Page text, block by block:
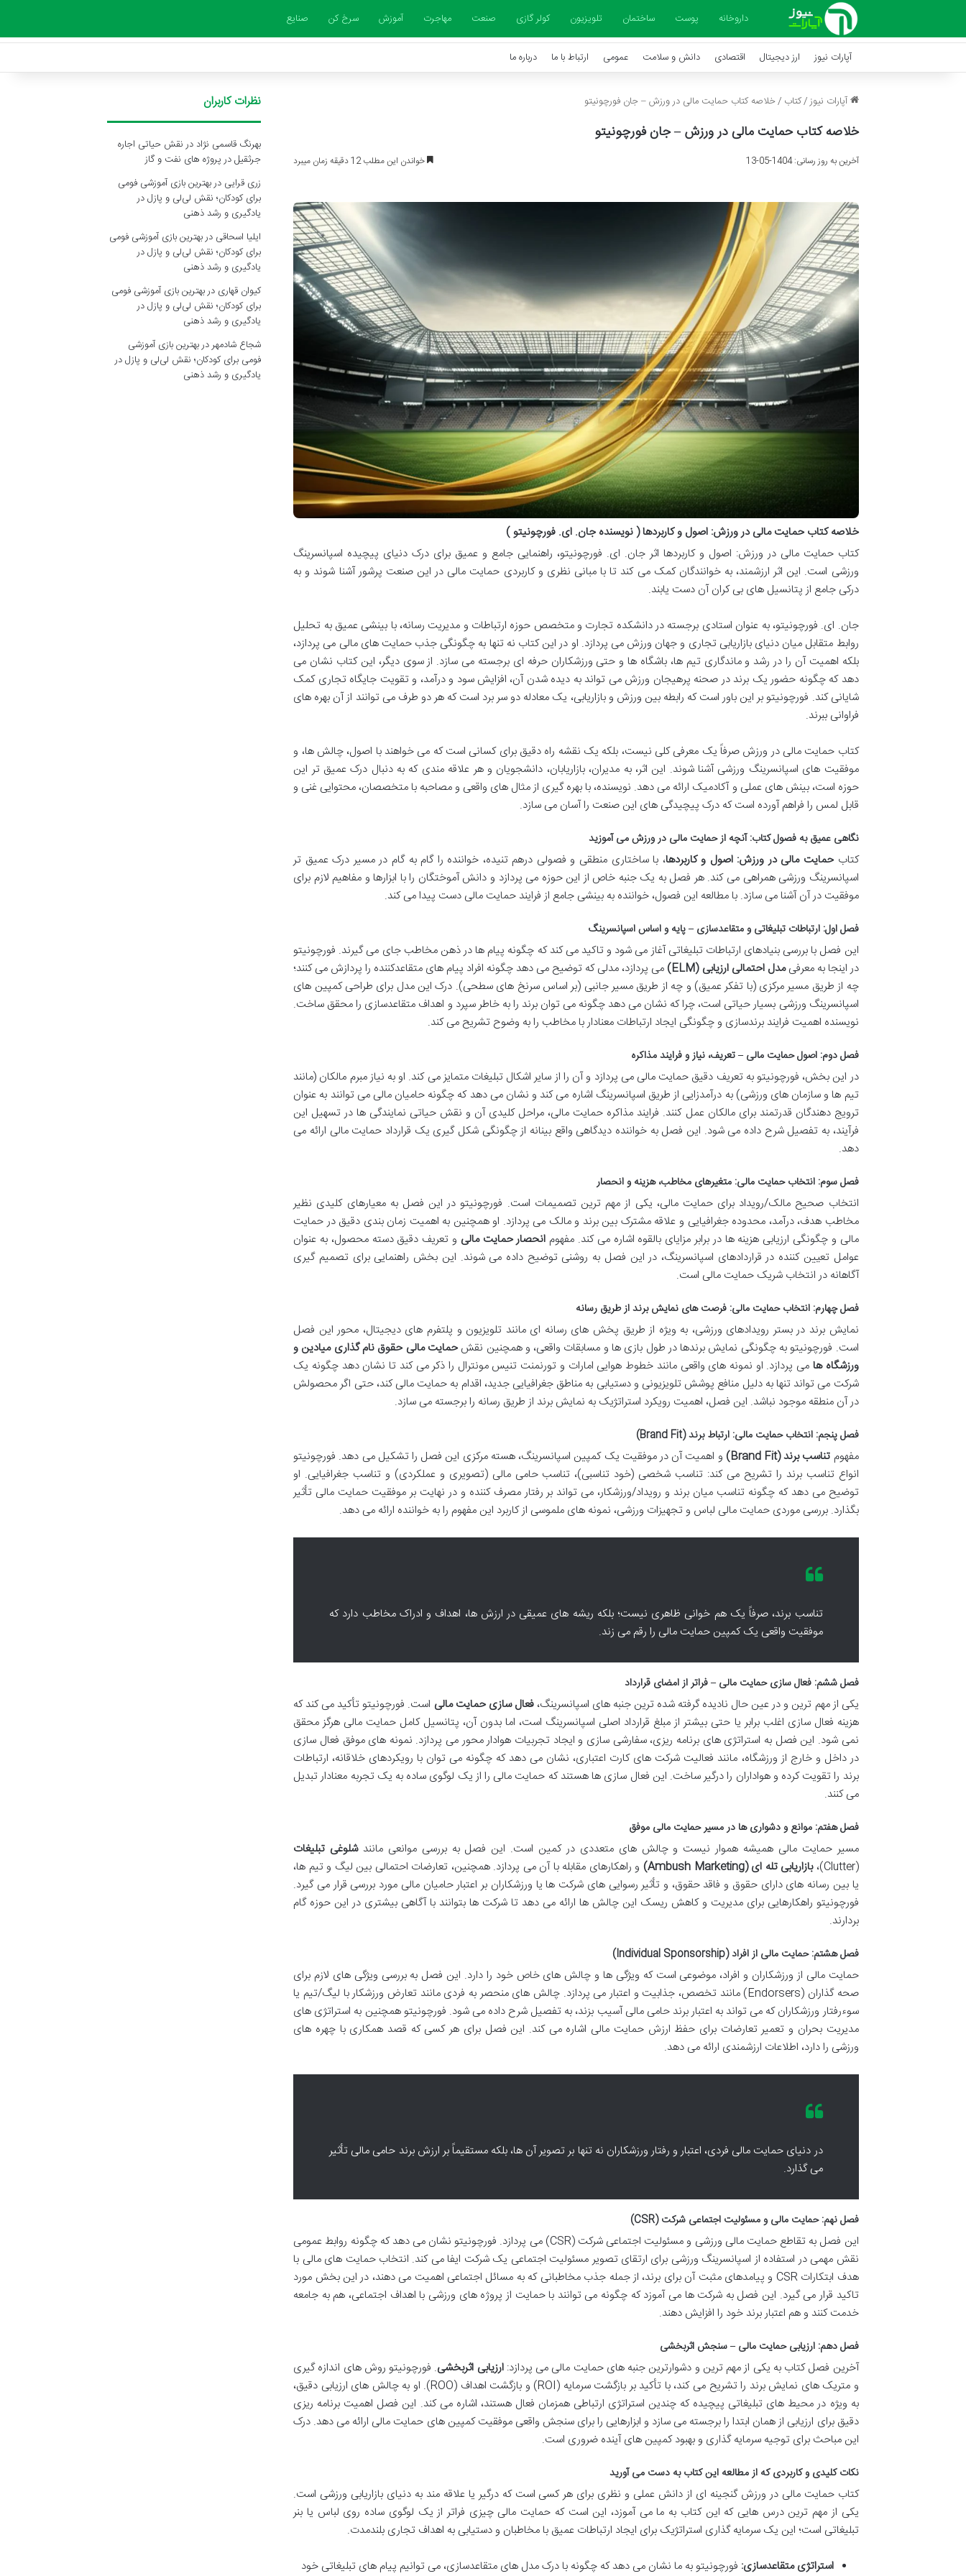
داروخانه پوست ساختمان تلویزیون کولر گازی صنعت مهاجرت آموزش سرخ کن صنایع
آپارات نیوز ارز دیجیتال اقتصادی دانش و سلامت عمومی ارتباط با ما درباره ما
آپارات نیوز/کتاب /خلاصه کتاب حمایت مالی در ورزش – جان فورچونیتو
خلاصه کتاب حمایت مالی در ورزش – جان فورچونیتو
آخرین به روز رسانی: 1404-05-13 خواندن این مطلب 12 دقیقه زمان میبرد
خلاصه کتاب حمایت مالی در ورزش: اصول و کاربردها ( نویسنده جان. ای. فورچونیتو )
کتاب حمایت مالی در ورزش: اصول و کاربردها اثر جان. ای. فورچونیتو، راهنمایی جامع و عمیق برای درک دنیای پیچیده اسپانسرینگ
ورزشی است. این اثر ارزشمند، به خوانندگان کمک می کند تا با مبانی نظری و کاربردی حمایت مالی در این صنعت پرشور آشنا شوند و به
درکی جامع از پتانسیل های بی کران آن دست یابند.
جان. ای. فورچونیتو، به عنوان استادی برجسته در دانشکده تجارت و متخصص حوزه ارتباطات و مدیریت رسانه، با بینشی عمیق به تحلیل
روابط متقابل میان دنیای بازاریابی تجاری و جهان ورزش می پردازد. او در این کتاب نه تنها به چگونگی جذب حمایت های مالی می پردازد،
بلکه اهمیت آن را در رشد و ماندگاری تیم ها، باشگاه ها و حتی ورزشکاران حرفه ای برجسته می سازد. از سوی دیگر، این کتاب نشان می
دهد که چگونه حضور یک برند در صحنه پرهیجان ورزش می تواند به دیده شدن آن، افزایش سود و درآمد، و تقویت جایگاه تجاری کمک
شایانی کند. فورچونیتو بر این باور است که رابطه بین ورزش و بازاریابی، یک معادله دو سر برد است که هر دو طرف می توانند از آن بهره های
فراوانی ببرند.
کتاب حمایت مالی در ورزش صرفاً یک معرفی کلی نیست، بلکه یک نقشه راه دقیق برای کسانی است که می خواهند با اصول، چالش ها، و
موفقیت های اسپانسرینگ ورزشی آشنا شوند. این اثر، به مدیران، بازاریابان، دانشجویان و هر علاقه مندی که به دنبال درک عمیق تر این
حوزه است، بینش های عملی و آکادمیک ارائه می دهد. نویسنده، با بهره گیری از مثال های واقعی و مصاحبه با متخصصان، محتوایی غنی و
قابل لمس را فراهم آورده است که درک پیچیدگی های این صنعت را آسان می سازد.
نگاهی عمیق به فصول کتاب: آنچه از حمایت مالی در ورزش می آموزید
کتابحمایت مالی در ورزش: اصول و کاربردها، با ساختاری منطقی و فصولی درهم تنیده، خواننده را گام به گام در مسیر درک عمیق تر
اسپانسرینگ ورزشی همراهی می کند. هر فصل به یک جنبه خاص از این حوزه می پردازد و دانش آموختگان را با ابزارها و مفاهیم لازم برای
موفقیت در آن آشنا می سازد. با مطالعه این فصول، خواننده به بینشی جامع از فرایند حمایت مالی دست پیدا می کند.
فصل اول: ارتباطات تبلیغاتی و متقاعدسازی – پایه و اساس اسپانسرینگ
این فصل با بررسی بنیادهای ارتباطات تبلیغاتی آغاز می شود و تاکید می کند که چگونه پیام ها در ذهن مخاطب جای می گیرند. فورچونیتو
در اینجا به معرفیمدل احتمالی ارزیابی (ELM)
می پردازد، مدلی که توضیح می دهد چگونه افراد پیام های متقاعدکننده را پردازش می کنند؛
چه از طریق مسیر مرکزی (با تفکر عمیق) و چه از طریق مسیر جانبی (بر اساس سرنخ های سطحی). درک این مدل برای طراحی کمپین های
اسپانسرینگ ورزشی بسیار حیاتی است، چرا که نشان می دهد چگونه می توان برند را به خاطر سپرد و اهداف متقاعدسازی را محقق ساخت.
نویسنده اهمیت فرایند برندسازی و چگونگی ایجاد ارتباطات معنادار با مخاطب را به وضوح تشریح می کند.
فصل دوم: اصول حمایت مالی – تعریف، نیاز و فرایند مذاکره
در این بخش، فورچونیتو به تعریف دقیق حمایت مالی می پردازد و آن را از سایر اشکال تبلیغات متمایز می کند. او به نیاز مبرم مالکان (مانند
تیم ها و سازمان های ورزشی) به درآمدزایی از طریق اسپانسرینگ اشاره می کند و نشان می دهد که چگونه حامیان مالی می توانند به عنوان
ترویج دهندگان قدرتمند برای مالکان عمل کنند. فرایند مذاکره حمایت مالی، مراحل کلیدی آن و نقش حیاتی نمایندگی ها در تسهیل این
فرآیند، به تفصیل شرح داده می شود. این فصل به خواننده دیدگاهی واقع بینانه از چگونگی شکل گیری یک قرارداد حمایت مالی ارائه می
دهد.
فصل سوم: انتخاب حمایت مالی: متغیرهای مخاطب، هزینه و انحصار
انتخاب صحیح مالک/رویداد برای حمایت مالی، یکی از مهم ترین تصمیمات است. فورچونیتو در این فصل به معیارهای کلیدی نظیر
مخاطب هدف، درآمد، محدوده جغرافیایی و علاقه مشترک بین برند و مالک می پردازد. او همچنین به اهمیت زمان بندی دقیق در حمایت
مالی و چگونگی ارزیابی هزینه ها در برابر مزایای بالقوه اشاره می کند. مفهوم انحصار حمایت مالی و تعریف دقیق دسته محصول، به عنوان
عوامل تعیین کننده در قراردادهای اسپانسرینگ، در این فصل به روشنی توضیح داده می شوند. این بخش راهنمایی برای تصمیم گیری
آگاهانه در انتخاب شریک حمایت مالی است.
فصل چهارم: انتخاب حمایت مالی: فرصت های نمایش برند از طریق رسانه
نمایش برند در بستر رویدادهای ورزشی، به ویژه از طریق پخش های رسانه ای مانند تلویزیون و پلتفرم های دیجیتال، محور این فصل
است. فورچونیتو به چگونگی نمایش برندها در طول بازی ها و مسابقات واقعی، و همچنین نقشحمایت مالی حقوق نام گذاری میادین و
ورزشگاه ها می پردازد. او نمونه های واقعی مانند خطوط هوایی امارات و تورنمنت تنیس مونترال را ذکر می کند تا نشان دهد چگونه یک
شرکت می تواند تنها به دلیل منافع پوشش تلویزیونی و دستیابی به مناطق جغرافیایی جدید، اقدام به حمایت مالی کند، حتی اگر محصولش
در آن منطقه موجود نباشد. این فصل، اهمیت رویکرد استراتژیک به نمایش برند از طریق رسانه را برجسته می سازد.
فصل پنجم: انتخاب حمایت مالی: ارتباط برند (Brand Fit)
مفهوم تناسب برند (Brand Fit)
و اهمیت آن در موفقیت یک کمپین اسپانسرینگ، هسته مرکزی این فصل را تشکیل می دهد. فورچونیتو
انواع تناسب برند را تشریح می کند: تناسب شخصی (خود تناسبی)، تناسب حامی مالی (تصویری و عملکردی) و تناسب جغرافیایی. او
توضیح می دهد که چگونه تناسب میان برند و رویداد/ورزشکار، می تواند بر رفتار مصرف کننده و در نهایت بر موفقیت حمایت مالی تأثیر
بگذارد. بررسی موردی حمایت مالی لباس و تجهیزات ورزشی، نمونه های ملموسی از کاربرد این مفهوم را به خواننده ارائه می دهد.
تناسب برند، صرفاً یک هم خوانی ظاهری نیست؛ بلکه ریشه های عمیقی در ارزش ها، اهداف و ادراک مخاطب دارد که
موفقیت واقعی یک کمپین حمایت مالی را رقم می زند.
فصل ششم: فعال سازی حمایت مالی – فراتر از امضای قرارداد
یکی از مهم ترین و در عین حال نادیده گرفته شده ترین جنبه های اسپانسرینگ،فعال سازی حمایت مالی است. فورچونیتو تأکید می کند که
هزینه فعال سازی اغلب برابر یا حتی بیشتر از مبلغ قرارداد اصلی اسپانسرینگ است، اما بدون آن، پتانسیل کامل حمایت مالی هرگز محقق
نمی شود. این فصل به استراتژی های برنامه ریزی، سفارشی سازی و ایجاد تجربیات هوادار محور می پردازد. نمونه های موفق فعال سازی
در داخل و خارج از ورزشگاه، مانند فعالیت شرکت های کارت اعتباری، نشان می دهد که چگونه می توان با رویکردهای خلاقانه، ارتباطات
برند را تقویت کرده و هواداران را درگیر ساخت. این فعال سازی ها هستند که حمایت مالی را از یک لوگوی ساده به یک تجربه معنادار تبدیل
می کنند.
فصل هفتم: موانع و دشواری ها در مسیر حمایت مالی موفق
مسیر حمایت مالی همیشه هموار نیست و چالش های متعددی در کمین است. این فصل به بررسی موانعی مانندشلوغی تبلیغات
(Clutter)،
بازاریابی تله ای (Ambush Marketing)
و راهکارهای مقابله با آن می پردازد. همچنین، تعارضات احتمالی بین لیگ و تیم ها،
یا بین رسانه های دارای حقوق و فاقد حقوق، و تأثیر رسوایی های شرکت ها یا ورزشکاران بر اعتبار حامیان مالی مورد بررسی قرار می گیرد.
فورچونیتو راهکارهایی برای مدیریت و کاهش ریسک این چالش ها ارائه می دهد تا شرکت ها بتوانند با آگاهی بیشتری در این حوزه گام
بردارند.
فصل هشتم: حمایت مالی از افراد (Individual Sponsorship)
حمایت مالی از ورزشکاران و افراد، موضوعی است که ویژگی ها و چالش های خاص خود را دارد. این فصل به بررسی ویژگی های لازم برای
صحه گذاران (Endorsers) مانند تخصص، جذابیت و اعتبار می پردازد. چالش های منحصر به فردی مانند تعارض ورزشکار با لیگ/تیم یا
سوءرفتار ورزشکاران که می تواند به اعتبار برند حامی مالی آسیب بزند، به تفصیل شرح داده می شود. فورچونیتو همچنین به استراتژی های
مدیریت بحران و تعمیر تعارضات برای حفظ ارزش حمایت مالی اشاره می کند. این فصل برای هر کسی که قصد همکاری با چهره های
ورزشی را دارد، اطلاعات ارزشمندی ارائه می دهد.
در دنیای حمایت مالی فردی، اعتبار و رفتار ورزشکاران نه تنها بر تصویر آن ها، بلکه مستقیماً بر ارزش برند حامی مالی تأثیر
می گذارد.
فصل نهم: حمایت مالی و مسئولیت اجتماعی شرکت (CSR)
این فصل به تقاطع حمایت مالی ورزشی و مسئولیت اجتماعی شرکت (CSR) می پردازد. فورچونیتو نشان می دهد که چگونه روابط عمومی
نقش مهمی در استفاده از اسپانسرینگ ورزشی برای ارتقای تصویر مسئولیت اجتماعی یک شرکت ایفا می کند. انتخاب حمایت های مالی با
هدف ابتکارات CSR و پیامدهای مثبت آن برای برند، از جمله جذب مخاطبانی که به مسائل اجتماعی اهمیت می دهند، در این بخش مورد
تاکید قرار می گیرد. این فصل به شرکت ها می آموزد که چگونه می توانند با حمایت از پروژه های ورزشی با اهداف اجتماعی، هم به جامعه
خدمت کنند و هم اعتبار برند خود را افزایش دهند.
فصل دهم: ارزیابی حمایت مالی – سنجش اثربخشی
آخرین فصل کتاب به یکی از مهم ترین و دشوارترین جنبه های حمایت مالی می پردازد:ارزیابی اثربخشی. فورچونیتو روش های اندازه گیری
و متریک های نمایش برند را تشریح می کند، با تأکید بر بازگشت سرمایه (ROI) و بازگشت اهداف (ROO). او به چالش های ارزیابی دقیق،
به ویژه در محیط های تبلیغاتی پیچیده که چندین استراتژی ارتباطی همزمان فعال هستند، اشاره می کند. این فصل اهمیت برنامه ریزی
دقیق برای ارزیابی از همان ابتدا را برجسته می سازد و ابزارهایی را برای سنجش واقعی موفقیت کمپین های حمایت مالی ارائه می دهد. درک
این مباحث برای توجیه سرمایه گذاری و بهبود کمپین های آینده ضروری است.
نکات کلیدی و کاربردی که از مطالعه این کتاب به دست می آورید
کتاب حمایت مالی در ورزش گنجینه ای از دانش عملی و نظری برای هر کسی است که درگیر یا علاقه مند به دنیای بازاریابی ورزشی است.
یکی از مهم ترین درس هایی که این کتاب به ما می آموزد، این است که حمایت مالی چیزی فراتر از یک لوگوی ساده روی لباس یا بنر
تبلیغاتی است؛ این یک سرمایه گذاری استراتژیک برای ایجاد ارتباطات عمیق با مخاطبان و دستیابی به اهداف تجاری بلندمدت.
استراتژی متقاعدسازی: فورچونیتو به ما نشان می دهد که چگونه با درک مدل های متقاعدسازی، می توانیم پیام های تبلیغاتی خود
نظرات کاربران
بهرنگ قاسمی نژاد درنقش حیاتی اجاره
جرثقیل در پروژه های نفت و گاز
زری قرایی دربهترین بازی آموزشی فومی
برای کودکان؛ نقش لی‌لی و پازل در
یادگیری و رشد ذهنی
ایلیا اسحاقی دربهترین بازی آموزشی فومی
برای کودکان؛ نقش لی‌لی و پازل در
یادگیری و رشد ذهنی
کیوان قهاری دربهترین بازی آموزشی فومی
برای کودکان؛ نقش لی‌لی و پازل در
یادگیری و رشد ذهنی
شجاع شادمهردربهترین بازی آموزشی
فومی برای کودکان؛ نقش لی‌لی و پازل در
یادگیری و رشد ذهنی